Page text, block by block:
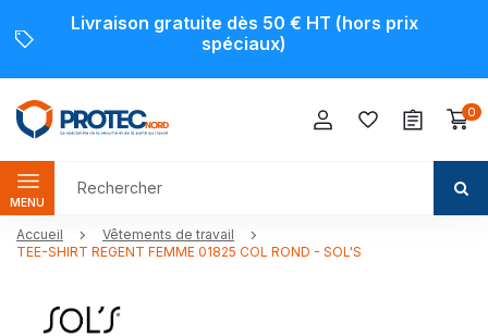
Livraison gratuite dès 50 € HT (hors prix
spéciaux)
0
MENU
Accueil
Vêtements de travail
TEE-SHIRT REGENT FEMME 01825 COL ROND - SOL'S